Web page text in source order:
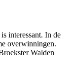
interessant. In de
overwinningen.
Walden